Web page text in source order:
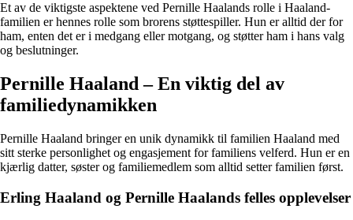
Et av de viktigste aspektene ved Pernille Haalands rolle i Haaland-
familien er hennes rolle som brorens støttespiller. Hun er alltid der for
ham, enten det er i medgang eller motgang, og støtter ham i hans valg
og beslutninger.
Pernille Haaland – En viktig del av
familiedynamikken
Pernille Haaland bringer en unik dynamikk til familien Haaland med
sitt sterke personlighet og engasjement for familiens velferd. Hun er en
kjærlig datter, søster og familiemedlem som alltid setter familien først.
Erling Haaland og Pernille Haalands felles opplevelser